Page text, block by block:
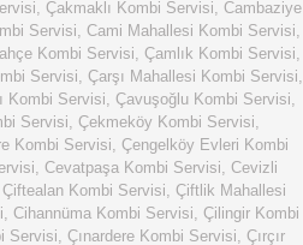
, Çakmaklı Kombi Servisi, Cambaziye
Servisi, Cami Mahallesi Kombi Servisi,
Kombi Servisi, Çamlık Kombi Servisi,
Servisi, Çarşı Mahallesi Kombi Servisi,
Kombi Servisi, Çavuşoğlu Kombi Servisi,
Servisi, Çekmeköy Kombi Servisi,
Kombi Servisi, Çengelköy Evleri Kombi
, Cevatpaşa Kombi Servisi, Cevizli
Çiftealan Kombi Servisi, Çiftlik Mahallesi
, Cihannüma Kombi Servisi, Çilingir Kombi
Servisi, Çınardere Kombi Servisi, Çırçır